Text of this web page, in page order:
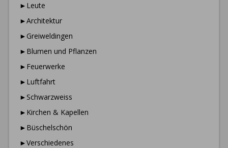
►Leute
►Architektur
►Greiweldingen
►Blumen und Pflanzen
►Feuerwerke
►Luftfahrt
►Schwarzweiss
►Kirchen & Kapellen
►Büschelschön
►Verschiedenes